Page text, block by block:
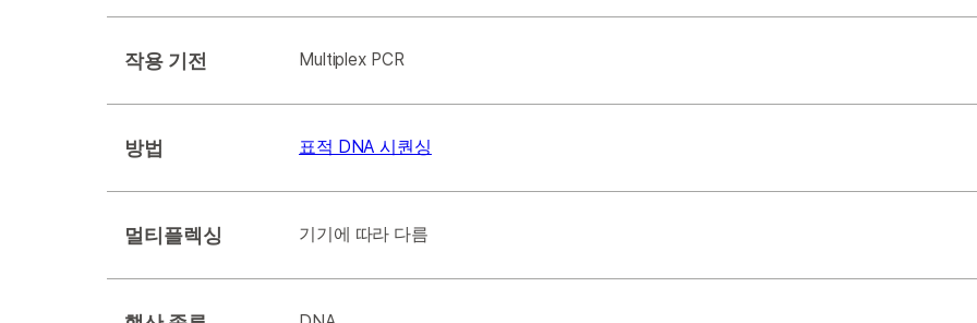
작용 기전 Multiplex PCR
방법 표적 DNA 시퀀싱
멀티플렉싱 기기에 따라 다름